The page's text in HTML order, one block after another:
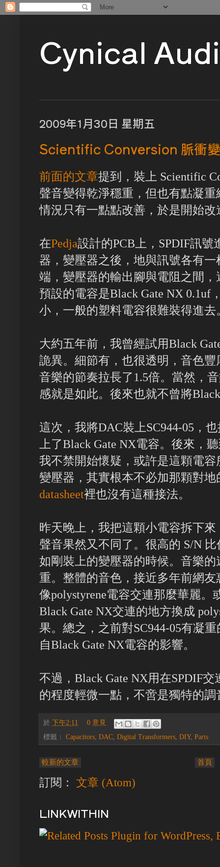
Cynical
2009年1月30日 星期五
Scientific Conversion 脈衝
前面的文章提到，裝上 Scientific
聲音變得乾淨穩重，但也有點凝
情況只有一點點改善，於是開始改
在Pedja設計的PCB上，SPDIF訊號
器，變壓器之後，地與訊號各有
端，變壓器的輸出腳與電阻之間，
預設的電容是Black Gate NX 0.1uf
小，一般的塑料電容很難裝得進去
大約五年前，我曾經試用Black
詭異。細節有，也很透明，音色
音樂的節奏拉長了1.5倍。當然，
感就是如此。後來也就不曾將
這次，我將DAC裝上SC944-05，
上了Black Gate NX電容。後來，
我不禁開始懷疑，或許是這顆電
變壓器，其實根本不必加那顆對地
datasheet裡也沒有這種接法。
昨天晚上，我把這顆小電容拆下
聲音果然又不同了。很高的 S/N
如剛裝上的變壓器的時候。音樂
重。整體的音色，接近多年前網
像polystyrene電容交連那麼華麗
Black Gate NX交連的地方換成
果。總之，之前對SC944-05有凝
自Black Gate NX電容的影響。
不過，Black Gate NX用在SPDIF
的程度輕微一點，不啻是獨特的調
於 下午2:11
0 意見
標籤： Capacitors DAC Digital Transformers DIY, Parts
較新的文章 首頁
訂閱： 文章 (Atom)
LINKWITHIN